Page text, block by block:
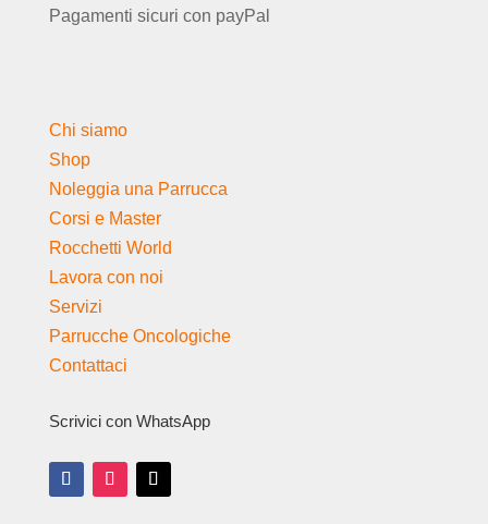
Pagamenti sicuri con payPal
Chi siamo
Shop
Noleggia una Parrucca
Corsi e Master
Rocchetti World
Lavora con noi
Servizi
Parrucche Oncologiche
Contattaci
Scrivici con WhatsApp